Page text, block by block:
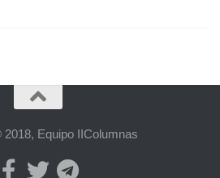
Equipo IIColumnas